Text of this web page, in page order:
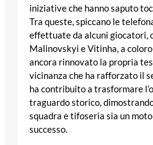
iniziative che hanno saputo
Tra queste, spiccano le
effettuate da alcuni giocatori,
Malinovskyi e Vitinha, a
ancora rinnovato la propria
vicinanza che ha rafforzato il
ha contribuito a trasformare
traguardo storico,
squadra e tifoseria sia un
successo.